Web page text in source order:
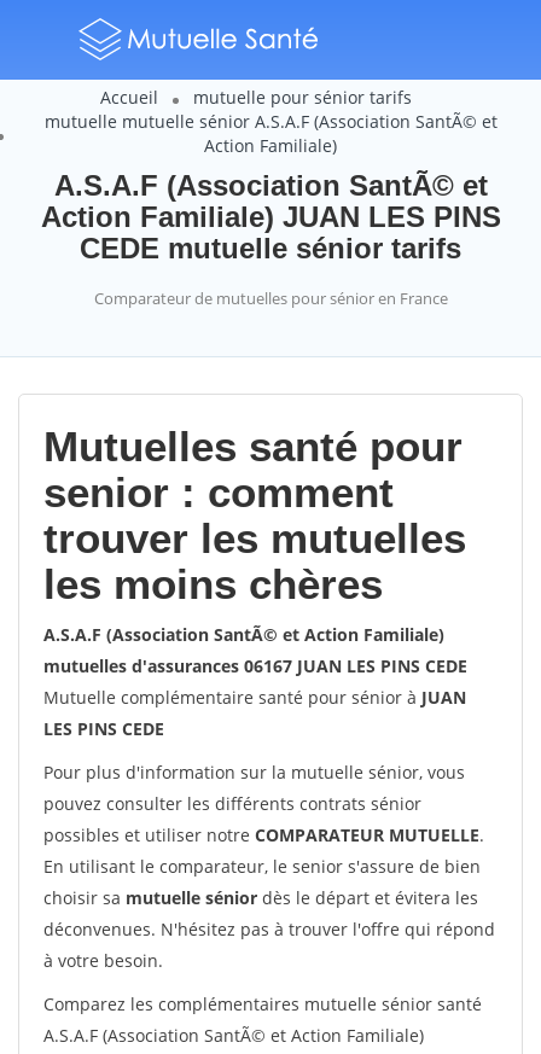
Accueil
mutuelle pour sénior tarifs
mutuelle mutuelle sénior A.S.A.F (Association SantÃ© et
Action Familiale)
A.S.A.F (Association SantÃ© et
Action Familiale) JUAN LES PINS
CEDE mutuelle sénior tarifs
Comparateur de mutuelles pour sénior en France
Mutuelles santé pour
senior : comment
trouver les mutuelles
les moins chères
A.S.A.F (Association SantÃ© et Action Familiale)
mutuelles d'assurances 06167 JUAN LES PINS CEDE
Mutuelle complémentaire santé pour sénior à JUAN
LES PINS CEDE
Pour plus d'information sur la mutuelle sénior, vous
pouvez consulter les différents contrats sénior
possibles et utiliser notre COMPARATEUR MUTUELLE.
En utilisant le comparateur, le senior s'assure de bien
choisir sa mutuelle sénior dès le départ et évitera les
déconvenues. N'hésitez pas à trouver l'offre qui répond
à votre besoin.
Comparez les complémentaires mutuelle sénior santé
A.S.A.F (Association SantÃ© et Action Familiale)